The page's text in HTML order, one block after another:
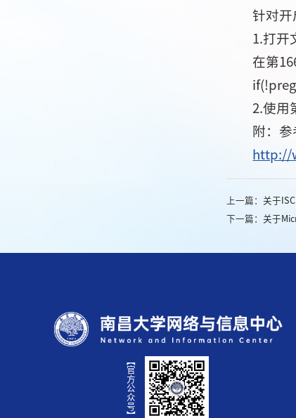
针对开
1.打
在第
2.使用
附：参
http://
上一篇： 关于
下一篇： 关于
【官方公众号】